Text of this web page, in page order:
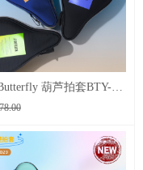
蝴蝶 Butterfly 葫芦拍套BTY-1026